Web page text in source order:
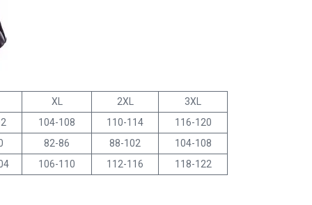
XL 2XL
3XL
104-108 110-114
116-120
82-86 88-102
104-108
106-110 112-116 118-122